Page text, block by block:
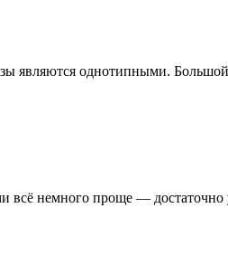
являются однотипными.
всё немного проще —